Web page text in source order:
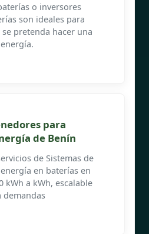
o inversores
son ideales para
pretenda hacer una
para
de Benín
de Sistemas de
en baterías en
kWh a kWh, escalable
demandas